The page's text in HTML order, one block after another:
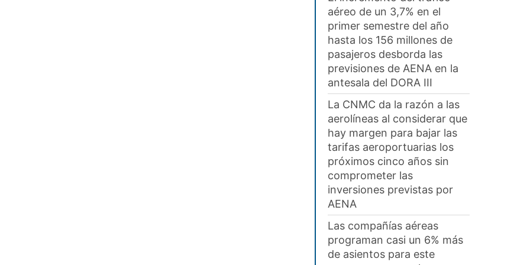
aéreo de un 3,7% en el
primer semestre del año
hasta los 156 millones de
pasajeros desborda las
previsiones de AENA en la
antesala del DORA III
La CNMC da la razón a las
aerolíneas al considerar que
hay margen para bajar las
tarifas aeroportuarias los
próximos cinco años sin
comprometer las
inversiones previstas por
AENA
Las compañías aéreas
programan casi un 6% más
de asientos para este